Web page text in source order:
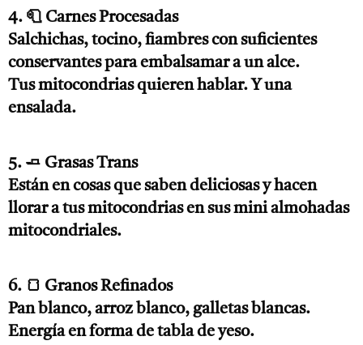
4. 🧻 Carnes Procesadas
Salchichas, tocino, fiambres con suficientes
conservantes para embalsamar a un alce.
Tus mitocondrias quieren hablar. Y una
ensalada.
5. 🧈 Grasas Trans
Están en cosas que saben deliciosas y hacen
llorar a tus mitocondrias en sus mini almohadas
mitocondriales.
6. 🍞 Granos Refinados
Pan blanco, arroz blanco, galletas blancas.
Energía en forma de tabla de yeso.